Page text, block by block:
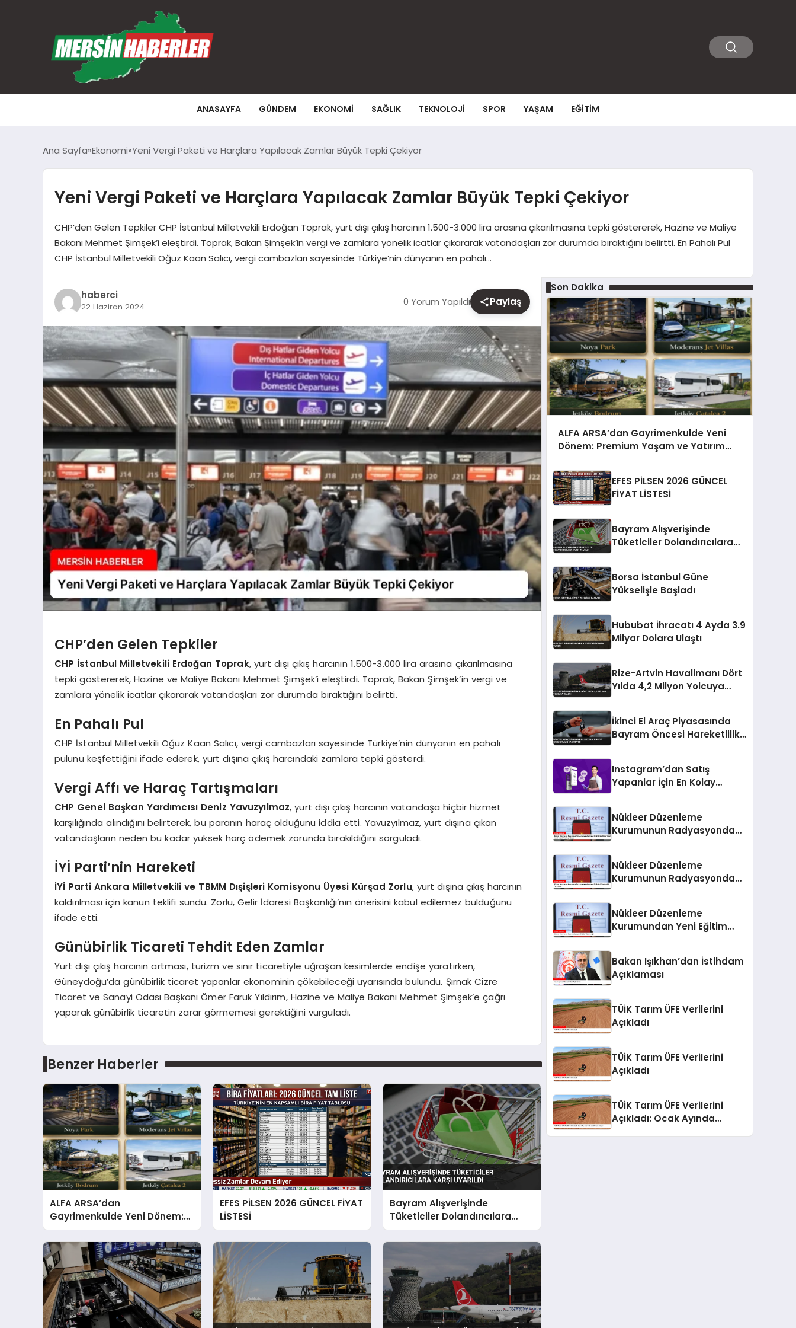
ANASAYFA GÜNDEM EKONOMI SAĞLIK TEKNOLOJI SPOR YAŞAM EĞITIM
Ana Sayfa Ekonomi Yeni Vergi Paketi ve Harçlara Yapılacak Zamlar Büyük Tepki Çekiyor
Yeni Vergi Paketi ve Harçlara Yapılacak Zamlar Büyük Tepki Çekiyor
CHP’den Gelen Tepkiler CHP İstanbul Milletvekili Erdoğan Toprak, yurt dışı çıkış harcının 1.500-3.000 lira arasına çıkarılmasına tepki göstererek, Hazine ve Maliye
Bakanı Mehmet Şimşek’i eleştirdi. Toprak, Bakan Şimşek’in vergi ve zamlara yönelik icatlar çıkararak vatandaşları zor durumda bıraktığını belirtti. En Pahalı Pul
CHP İstanbul Milletvekili Oğuz Kaan Salıcı, vergi cambazları sayesinde Türkiye’nin dünyanın en pahalı…
haberci
22 Haziran 2024 0 Yorum Yapıldı Paylaş
CHP’den Gelen Tepkiler
CHP İstanbul Milletvekili Erdoğan Toprak, yurt dışı çıkış harcının 1.500-3.000 lira arasına çıkarılmasına
tepki göstererek, Hazine ve Maliye Bakanı Mehmet Şimşek’i eleştirdi. Toprak, Bakan Şimşek’in vergi ve
zamlara yönelik icatlar çıkararak vatandaşları zor durumda bıraktığını belirtti.
En Pahalı Pul
CHP İstanbul Milletvekili Oğuz Kaan Salıcı, vergi cambazları sayesinde Türkiye’nin dünyanın en pahalı
pulunu keşfettiğini ifade ederek, yurt dışına çıkış harcındaki zamlara tepki gösterdi.
Vergi Affı ve Haraç Tartışmaları
CHP Genel Başkan Yardımcısı Deniz Yavuzyılmaz, yurt dışı çıkış harcının vatandaşa hiçbir hizmet
karşılığında alındığını belirterek, bu paranın haraç olduğunu iddia etti. Yavuzyılmaz, yurt dışına çıkan
vatandaşların neden bu kadar yüksek harç ödemek zorunda bırakıldığını sorguladı.
İYİ Parti’nin Hareketi
İYİ Parti Ankara Milletvekili ve TBMM Dışişleri Komisyonu Üyesi Kürşad Zorlu, yurt dışına çıkış harcının
kaldırılması için kanun teklifi sundu. Zorlu, Gelir İdaresi Başkanlığı’nın önerisini kabul edilemez bulduğunu
ifade etti.
Günübirlik Ticareti Tehdit Eden Zamlar
Yurt dışı çıkış harcının artması, turizm ve sınır ticaretiyle uğraşan kesimlerde endişe yaratırken,
Güneydoğu’da günübirlik ticaret yapanlar ekonominin çökebileceği uyarısında bulundu. Şırnak Cizre
Ticaret ve Sanayi Odası Başkanı Ömer Faruk Yıldırım, Hazine ve Maliye Bakanı Mehmet Şimşek’e çağrı
yaparak günübirlik ticaretin zarar görmemesi gerektiğini vurguladı.
Benzer Haberler
ALFA ARSA’dan
Gayrimenkulde Yeni Dönem:
Premium Yaşam ve Yatırım
Fırsatları Bir Arada
EFES PİLSEN 2026 GÜNCEL FİYAT
LİSTESİ
Bayram Alışverişinde
Tüketiciler Dolandırıcılara
Karşı Uyarıldı
Son Dakika
ALFA ARSA’dan Gayrimenkulde Yeni
Dönem: Premium Yaşam ve Yatırım
EFES PİLSEN 2026 GÜNCEL
FİYAT LİSTESİ
Bayram Alışverişinde
Tüketiciler Dolandırıcılara
Borsa İstanbul Güne
Yükselişle Başladı
Hububat İhracatı 4 Ayda 3.9
Milyar Dolara Ulaştı
Rize-Artvin Havalimanı Dört
Yılda 4,2 Milyon Yolcuya
İkinci El Araç Piyasasında
Bayram Öncesi Hareketlilik
Instagram’dan Satış
Yapanlar İçin En Kolay
Nükleer Düzenleme
Kurumunun Radyasyondan
Gazete’de Yayımlandı
Nükleer Düzenleme
Kurumunun Radyasyondan
Nükleer Düzenleme
Kurumundan Yeni Eğitim
Bakan Işıkhan’dan İstihdam
Açıklaması
TÜİK Tarım ÜFE Verilerini
Açıkladı
TÜİK Tarım ÜFE Verilerini
Açıkladı
TÜİK Tarım ÜFE Verilerini
Açıkladı: Ocak Ayında